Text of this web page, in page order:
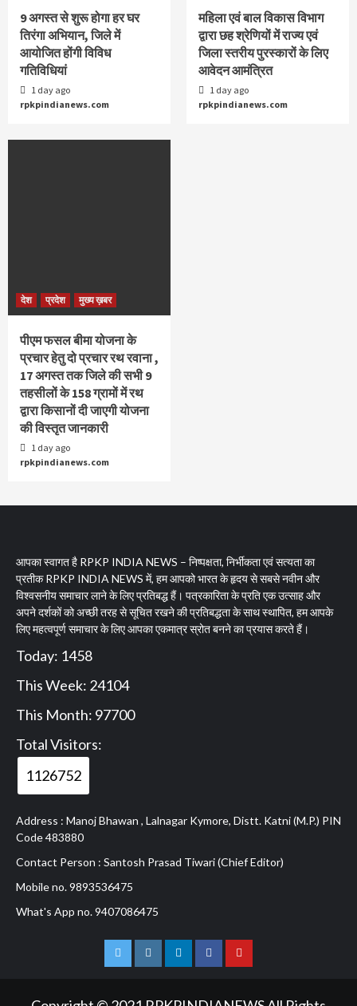
9 अगस्‍त से शुरू होगा हर घर
तिरंगा अभियान, जिले में
आयोजित होंगी विविध
गतिविधियां
1 day ago
rpkpindianews.com
महिला एवं बाल विकास विभाग
द्वारा छह श्रेणियों में राज्य एवं
जिला स्तरीय पुरस्कारों के लिए
आवेदन आमंत्रित
1 day ago
rpkpindianews.com
देश प्रदेश मुख्य ख़बर
पीएम फसल बीमा योजना के
प्रचार हेतु दो प्रचार रथ रवाना ,
17 अगस्त तक जिले की सभी 9
तहसीलों के 158 ग्रामों में रथ
द्वारा किसानों दी जाएगी योजना
की विस्तृत जानकारी
1 day ago
rpkpindianews.com
आपका स्वागत है RPKP INDIA NEWS – निष्पक्षता, निर्भीकता एवं सत्यता का
प्रतीक RPKP INDIA NEWS में, हम आपको भारत के हृदय से सबसे नवीन और
विश्वसनीय समाचार लाने के लिए प्रतिबद्ध हैं। पत्रकारिता के प्रति एक उत्साह और
अपने दर्शकों को अच्छी तरह से सूचित रखने की प्रतिबद्धता के साथ स्थापित, हम आपके
लिए महत्वपूर्ण समाचार के लिए आपका एकमात्र स्रोत बनने का प्रयास करते हैं।
Today: 1458
This Week: 24104
This Month: 97700
Total Visitors:
1126752
Address : Manoj Bhawan , Lalnagar Kymore, Distt. Katni (M.P.) PIN
Code 483880
Contact Person : Santosh Prasad Tiwari (Chief Editor)
Mobile no. 9893536475
What's App no. 9407086475
TwitterInstagramLinkedlnFacebookYoutube